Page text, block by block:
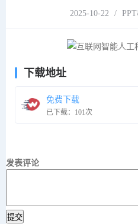
2025-10-22 /
下载地址
免费下载
已下载：101次
发表评论